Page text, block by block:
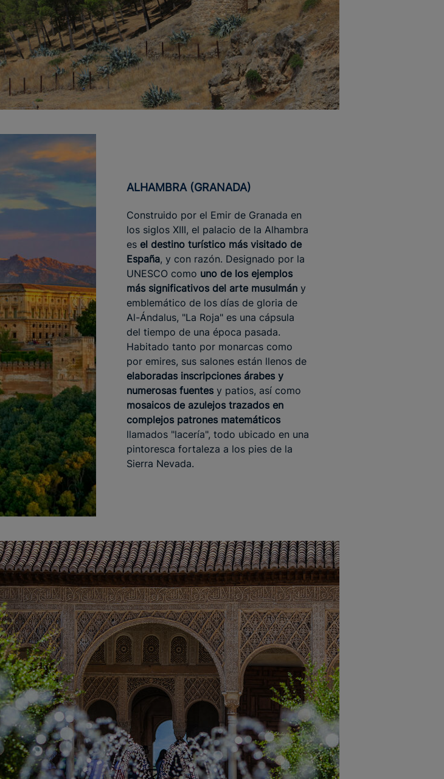
ALHAMBRA (GRANADA)
Construido por el Emir de Granada en
los siglos XIII, el palacio de la Alhambra
es el destino turístico más visitado de
España, y con razón. Designado por la
UNESCO como uno de los ejemplos
más significativos del arte musulmán y
emblemático de los días de gloria de
Al-Ándalus, "La Roja" es una cápsula
del tiempo de una época pasada.
Habitado tanto por monarcas como
por emires, sus salones están llenos de
elaboradas inscripciones árabes y
numerosas fuentes y patios, así como
mosaicos de azulejos trazados en
complejos patrones matemáticos
llamados "lacería", todo ubicado en una
pintoresca fortaleza a los pies de la
Sierra Nevada.